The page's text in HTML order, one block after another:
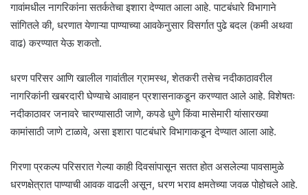
गावांमधील नागरिकांना सतर्कतेचा इशारा देण्यात आला आहे. पाटबंधारे विभागाने
सांगितले की, धरणात येणाऱ्या पाण्याच्या आवकेनुसार विसर्गात पुढे बदल (कमी अथवा
वाढ) करण्यात येऊ शकतो.
धरण परिसर आणि खालील गावांतील ग्रामस्थ, शेतकरी तसेच नदीकाठावरील
नागरिकांनी खबरदारी घेण्याचे आवाहन प्रशासनाकडून करण्यात आले आहे. विशेषतः
नदीकाठावर जनावरे चारण्यासाठी जाणे, कपडे धुणे किंवा मासेमारी यांसारख्या
कामांसाठी जाणे टाळावे, असा इशारा पाटबंधारे विभागाकडून देण्यात आला आहे.
गिरणा प्रकल्प परिसरात गेल्या काही दिवसांपासून सतत होत असलेल्या पावसामुळे
धरणक्षेत्रात पाण्याची आवक वाढली असून, धरण भराव क्षमतेच्या जवळ पोहोचले आहे.